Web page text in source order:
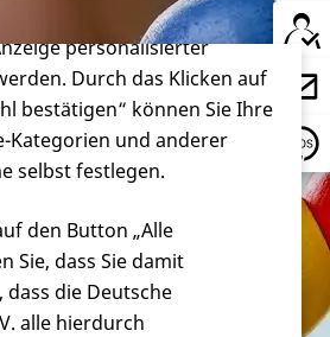
Bedienbarkeit der
personalisierter
Durch das Klicken auf
bestätigen“ können Sie Ihre
Kategorien und anderer
selbst festlegen.
den Button „Alle
Sie, dass Sie damit
die Deutsche
alle hierdurch